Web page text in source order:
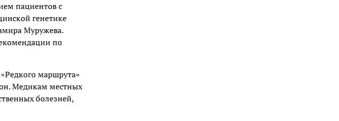
пациентов с
генетике
Муружева.
по
маршрута»
Медикам местных
болезней,